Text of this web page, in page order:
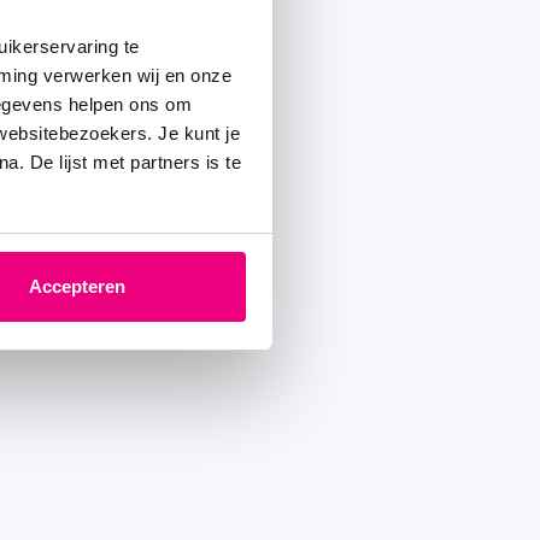
te
verwerken wij en onze
helpen ons om
Je kunt je
De lijst met partners is te
Accepteren